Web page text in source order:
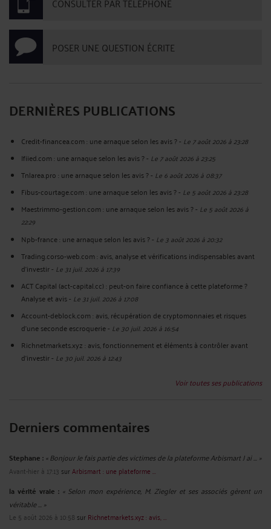
POSER UNE QUESTION ÉCRITE
DERNIÈRES PUBLICATIONS
Credit-financea.com : une arnaque selon les avis ?- Le 7 août 2026 à 23:28
Ifiied.com : une arnaque selon les avis ?- Le 7 août 2026 à 23:25
Tnlarea.pro : une arnaque selon les avis ?- Le 6 août 2026 à 08:37
Fibus-courtage.com : une arnaque selon les avis ?- Le 5 août 2026 à 23:28
Maestrimmo-gestion.com : une arnaque selon les avis ?- Le 5 août 2026 à
22:29
Npb-france : une arnaque selon les avis ?- Le 3 août 2026 à 20:32
Trading.corso-web.com : avis, analyse et vérifications indispensables avant
d'investir- Le 31 juil. 2026 à 17:39
ACT Capital (act-capital.cc) : peut-on faire confiance à cette plateforme ?
Analyse et avis- Le 31 juil. 2026 à 17:08
Account-deblock.com : avis, récupération de cryptomonnaies et risques
d'une seconde escroquerie- Le 30 juil. 2026 à 16:54
Richnetmarkets.xyz : avis, fonctionnement et éléments à contrôler avant
d’investir- Le 30 juil. 2026 à 12:43
Voir toutes ses publications
Derniers commentaires
Stephane :« Bonjour Je fais partie des victimes de la plateforme Arbismart J ai ... »
Avant-hier à 17:13 surArbismart : une plateforme ...
la vérité vraie : « Selon mon expérience, M. Ziegler et ses associés gèrent un
véritable ... »
Le 5 août 2026 à 10:58 sur Richnetmarkets.xyz : avis, ...